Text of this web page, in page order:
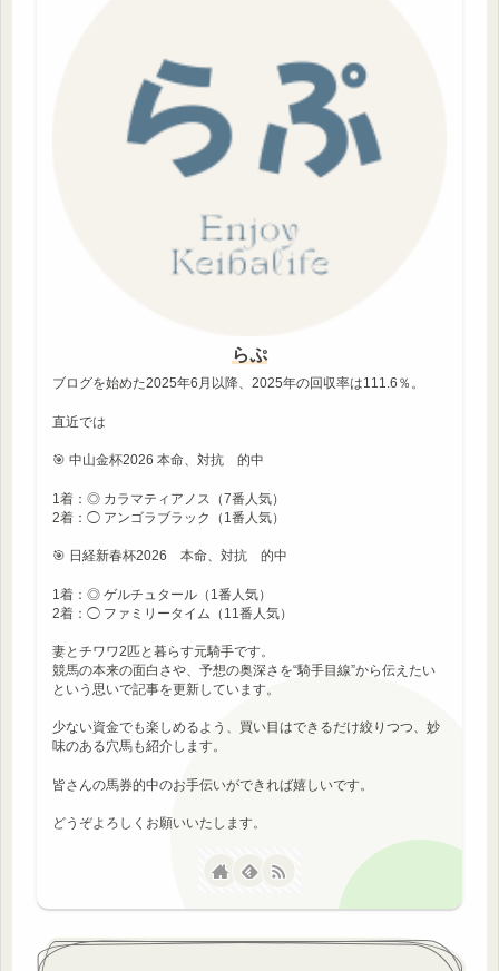
らぷ
ブログを始めた2025年6月以降、2025年の回収率は111.6％。
直近では
🎯 中山金杯2026 本命、対抗 的中
1着：◎ カラマティアノス（7番人気）
2着：◯ アンゴラブラック（1番人気）
🎯 日経新春杯2026 本命、対抗 的中
1着：◎ ゲルチュタール（1番人気）
2着：◯ ファミリータイム（11番人気）
妻とチワワ2匹と暮らす元騎手です。
競馬の本来の面白さや、予想の奥深さを“騎手目線”から伝えたい
という思いで記事を更新しています。
少ない資金でも楽しめるよう、買い目はできるだけ絞りつつ、妙
味のある穴馬も紹介します。
皆さんの馬券的中のお手伝いができれば嬉しいです。
どうぞよろしくお願いいたします。